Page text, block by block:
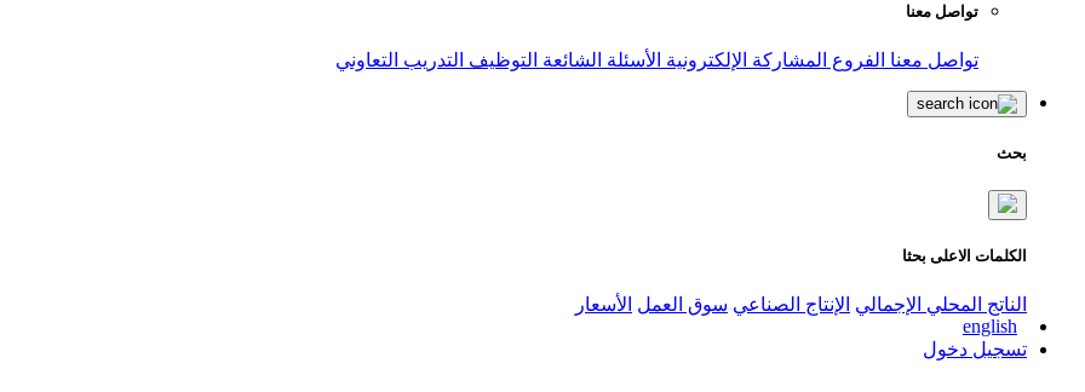
تواصل معنا
تواصل معنا الفروع المشاركة الإلكترونية الأسئلة الشائعة التوظيف التدريب التعاوني
بحث
الكلمات الاعلى بحثا
الناتج المحلي الإجمالي الإنتاج الصناعي سوق العمل الأسعار
english
تسجيل دخول